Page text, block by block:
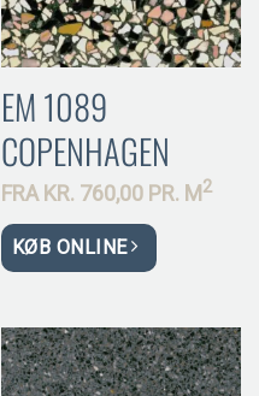
EM 1089
COPENHAGEN
FRA KR. 760,00 PR. M 2
KØB ONLINE